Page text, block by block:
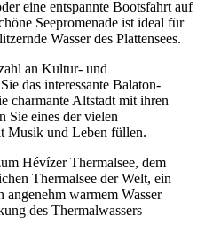
eine entspannte Bootsfahrt auf
Seepromenade ist ideal für
Wasser des Plattensees.
an Kultur- und
das interessante Balaton-
charmante Altstadt mit ihren
Sie eines der vielen
Musik und Leben füllen.
Hévízer Thermalsee, dem
Thermalsee der Welt, ein
warmem Wasser
des Thermalwassers